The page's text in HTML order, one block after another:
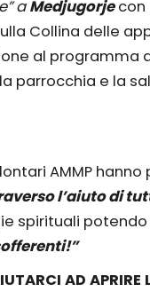
aMedjugorjecon
Collina delle
al programma
parrocchia e la
AMMP hanno
l’aiuto di
spirituali
AD APRIRE